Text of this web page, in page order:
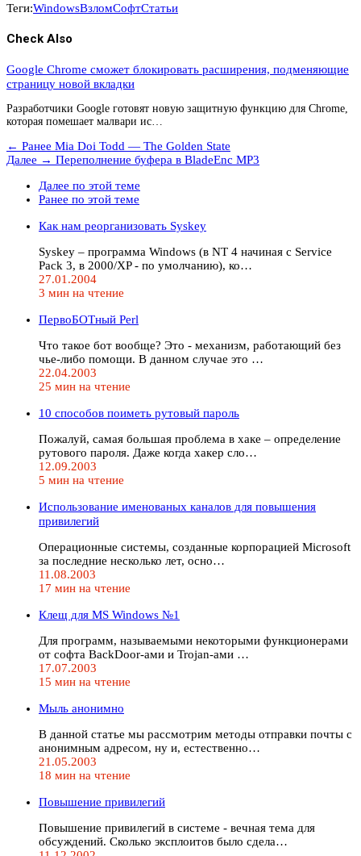
Теги:WindowsВзломСофтСтатьи
Check Also
Google Chrome сможет блокировать расширения, подменяющие
страницу новой вкладки
Разработчики Google готовят новую защитную функцию для Chrome,
которая помешает малвари ис…
← Ранее Mia Doi Todd — The Golden State
Далее → Переполнение буфера в BladeEnc MP3
Далее по этой теме
Ранее по этой теме
Как нам реорганизовать Syskey
Syskey – программа Windows (в NT 4 начиная с Service
Pack 3, в 2000/XP - по умолчанию), ко…
27.01.2004
3 мин на чтение
ПервоБОТный Perl
Что такое бот вообще? Это - механизм, работающий без
чье-либо помощи. В данном случае это …
22.04.2003
25 мин на чтение
10 способов поиметь рутовый пароль
Пожалуй, самая большая проблема в хаке – определение
рутового пароля. Даже когда хакер сло…
12.09.2003
5 мин на чтение
Использование именованых каналов для повышения
привилегий
Операционные системы, созданные корпорацией Microsoft
за последние несколько лет, осно…
11.08.2003
17 мин на чтение
Клещ для MS Windows №1
Для программ, называемыми некоторыми функционерами
от софта BackDoor-ами и Trojan-ами …
17.07.2003
15 мин на чтение
Мыль анонимно
В данной статье мы рассмотрим методы отправки почты с
анонимным адресом, ну и, естественно…
21.05.2003
18 мин на чтение
Повышение привилегий
Повышение привилегий в системе - вечная тема для
обсуждений. Сколько эксплоитов было сдела…